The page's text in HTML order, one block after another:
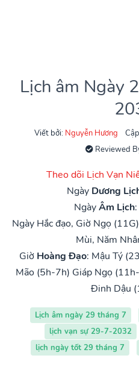
Lịch âm Ngày
Viết bởi: Nguyễn Hương
Reviewed
Theo dõi Lịch Vạn
Ngày Dương
NgàyÂm Lịch:
Ngày Hắc đạo, Giờ Ngọ
Mùi, Năm
Giờ Hoàng Đạo: Mậu Tý
Mão (5h-7h) Giáp Ngọ
Đinh Dậu
Lịch âm ngày 29 tháng 7
lịch vạn sự 29-7-2032
lịch ngày tốt 29 tháng 7